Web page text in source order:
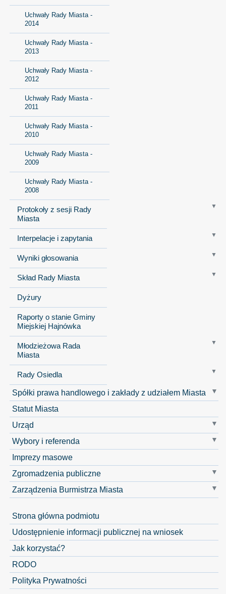
Uchwały Rady Miasta -
2014
Uchwały Rady Miasta -
2013
Uchwały Rady Miasta -
2012
Uchwały Rady Miasta -
2011
Uchwały Rady Miasta -
2010
Uchwały Rady Miasta -
2009
Uchwały Rady Miasta -
2008
Protokoły z sesji Rady
Miasta
Interpelacje i zapytania
Wyniki głosowania
Skład Rady Miasta
Dyżury
Raporty o stanie Gminy
Miejskiej Hajnówka
Młodzieżowa Rada
Miasta
Rady Osiedla
Spółki prawa handlowego i zakłady z udziałem Miasta
Statut Miasta
Urząd
Wybory i referenda
Imprezy masowe
Zgromadzenia publiczne
Zarządzenia Burmistrza Miasta
Strona główna podmiotu
Udostępnienie informacji publicznej na wniosek
Jak korzystać?
RODO
Polityka Prywatności